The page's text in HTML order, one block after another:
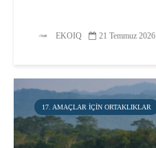
EKOIQ 21 Temmuz 2026
17. AMAÇLAR IÇIN ORTAKLIKLAR